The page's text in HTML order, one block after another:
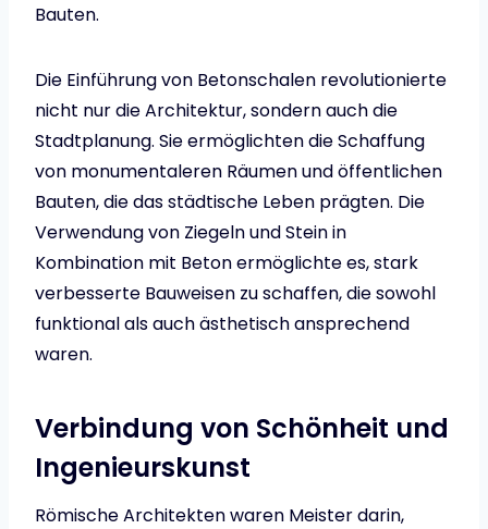
Bauten.
Die Einführung von Betonschalen revolutionierte
nicht nur die Architektur, sondern auch die
Stadtplanung. Sie ermöglichten die Schaffung
von monumentaleren Räumen und öffentlichen
Bauten, die das städtische Leben prägten. Die
Verwendung von Ziegeln und Stein in
Kombination mit Beton ermöglichte es, stark
verbesserte Bauweisen zu schaffen, die sowohl
funktional als auch ästhetisch ansprechend
waren.
Verbindung von Schönheit und
Ingenieurskunst
Römische Architekten waren Meister darin,